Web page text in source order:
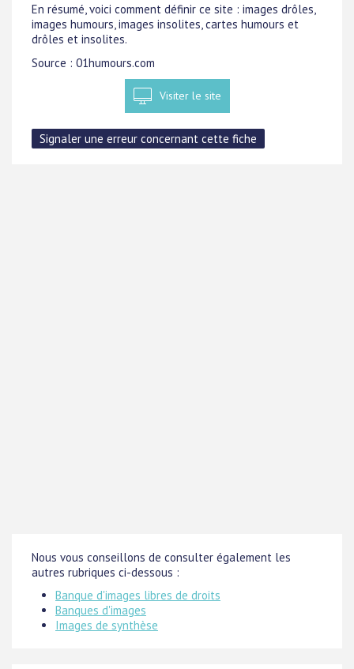
En résumé, voici comment définir ce site : images drôles,
images humours, images insolites, cartes humours et
drôles et insolites.
Source : 01humours.com
Visiter le site
Nous vous conseillons de consulter également les
autres rubriques ci-dessous :
Banque d'images libres de droits
Banques d'images
Images de synthèse